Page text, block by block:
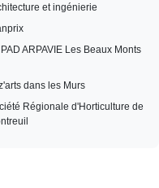
et ingénierie
ARPAVIE Les Beaux Monts
dans les Murs
Régionale d'Horticulture de